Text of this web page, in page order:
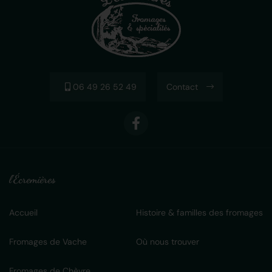
06 49 26 52 49 Contact
l'Écremières
Accueil Histoire & familles des fromages
Fromages de Vache Où nous trouver